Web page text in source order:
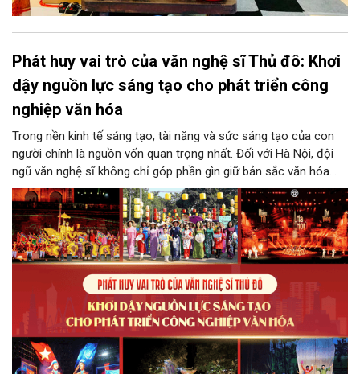
Phát huy vai trò của văn nghệ sĩ Thủ đô: Khơi
dậy nguồn lực sáng tạo cho phát triển công
nghiệp văn hóa
Trong nền kinh tế sáng tạo, tài năng và sức sáng tạo của con
người chính là nguồn vốn quan trọng nhất. Đối với Hà Nội, đội
ngũ văn nghệ sĩ không chỉ góp phần gìn giữ bản sắc văn hóa
mà còn giữ vai trò trung tâm trong quá trình hình thành các sản
phẩm công nghiệp văn hóa có giá trị. Khơi dậy, phát huy và tạo
điều kiện để nguồn lực sáng tạo ấy phát triển sẽ là “chìa khóa”
để Hà Nội khai thác hiệu quả tiềm năng văn hóa, nâng cao năng
lực cạnh tranh và khẳng định vị thế của một trung tâm sáng tạo
trong kỷ nguyên mới.